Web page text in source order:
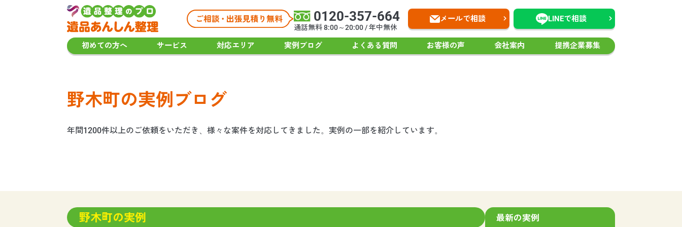
0120-357-664
通話無料 8:00～20:00 / 年中無休
メールで相談 LINEで相談
初めての方へ サービス 対応エリア 実例ブログ よくある質問 お客様の声 会社案内 提携企業募集
野木町の実例ブログ
年間1200件以上のご依頼をいただき、様々な案件を対応してきました。実例の一部を紹介しています。
野木町の実例 最新の実例